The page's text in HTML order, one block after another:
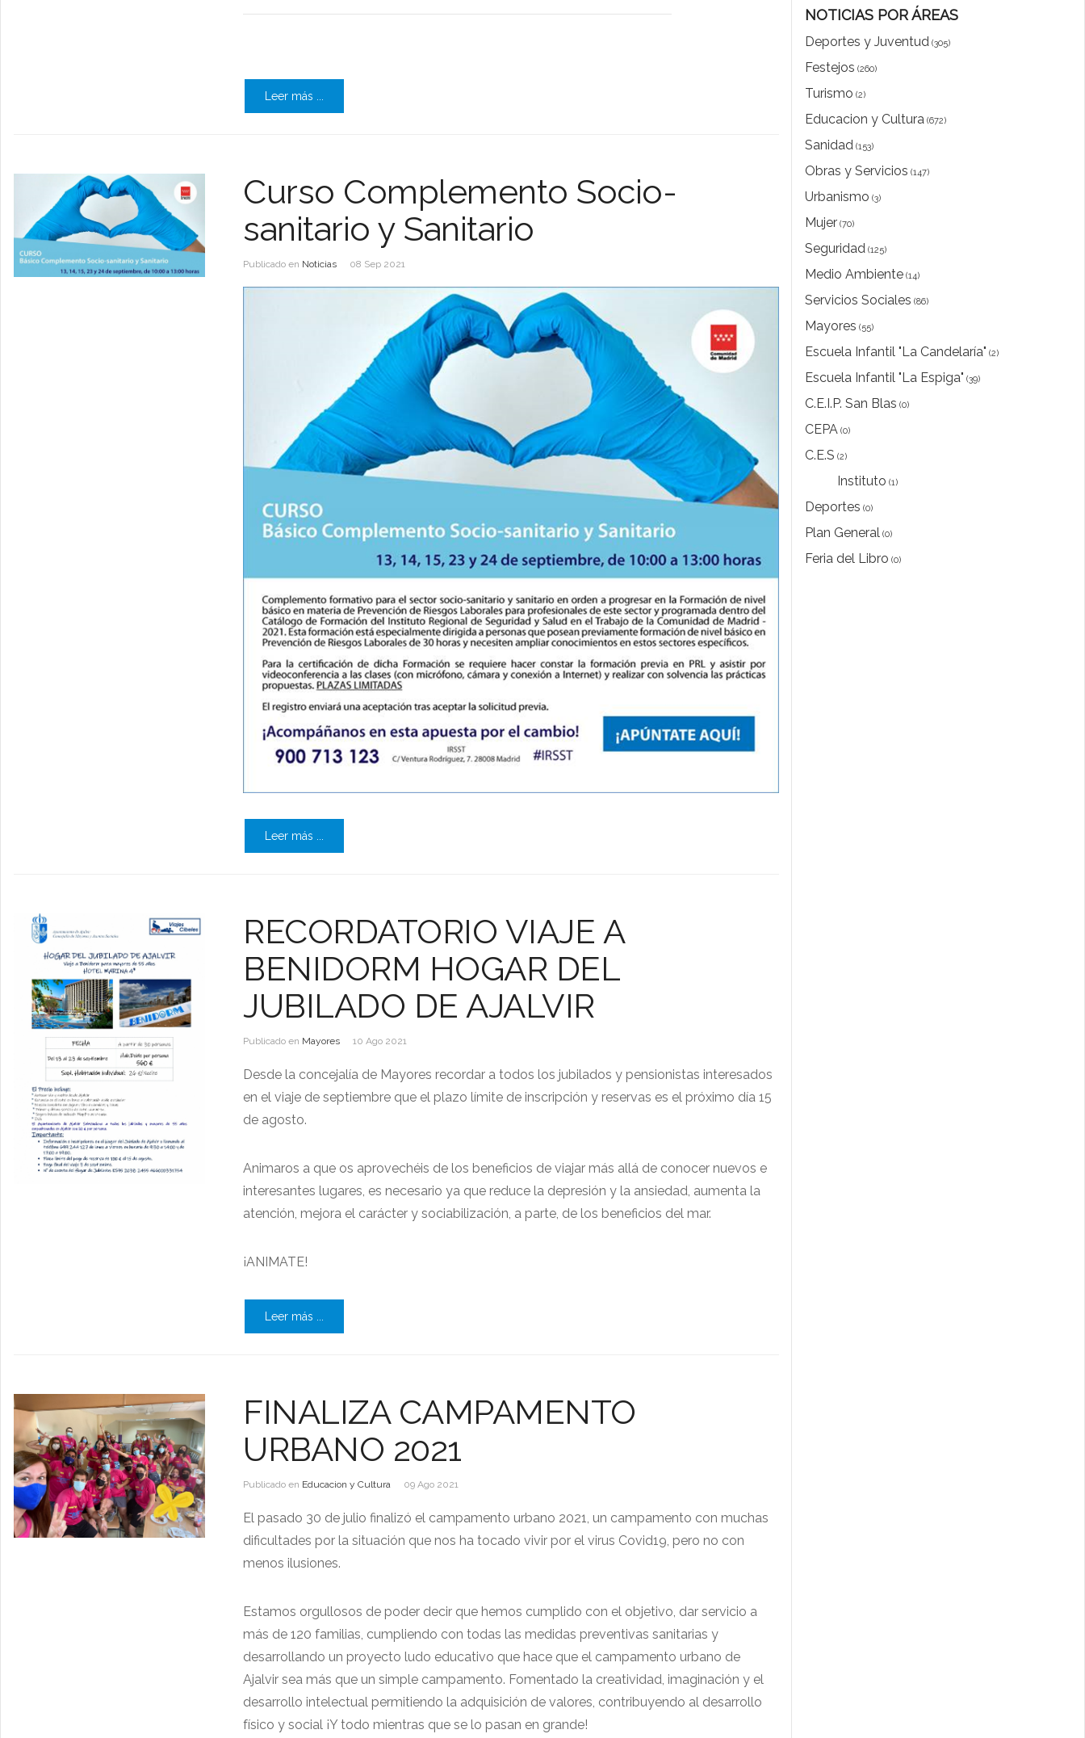
Leer más ...
Curso Complemento Socio-
sanitario y Sanitario
Publicado en Noticias 08 Sep 2021
Leer más ...
RECORDATORIO VIAJE A
BENIDORM HOGAR DEL
JUBILADO DE AJALVIR
Publicado en Mayores 10 Ago 2021
Desde la concejalía de Mayores recordar a todos los jubilados y pensionistas interesados
en el viaje de septiembre que el plazo límite de inscripción y reservas es el próximo día 15
de agosto.
Animaros a que os aprovechéis de los beneficios de viajar más allá de conocer nuevos e
interesantes lugares, es necesario ya que reduce la depresión y la ansiedad, aumenta la
atención, mejora el carácter y sociabilización, a parte, de los beneficios del mar.
¡ANIMATE!
Leer más ...
FINALIZA CAMPAMENTO
URBANO 2021
Publicado en Educacion y Cultura 09 Ago 2021
El pasado 30 de julio finalizó el campamento urbano 2021, un campamento con muchas
dificultades por la situación que nos ha tocado vivir por el virus Covid19, pero no con
menos ilusiones.
Estamos orgullosos de poder decir que hemos cumplido con el objetivo, dar servicio a
más de 120 familias, cumpliendo con todas las medidas preventivas sanitarias y
desarrollando un proyecto ludo educativo que hace que el campamento urbano de
Ajalvir sea más que un simple campamento. Fomentado la creatividad, imaginación y el
desarrollo intelectual permitiendo la adquisición de valores, contribuyendo al desarrollo
físico y social ¡Y todo mientras que se lo pasan en grande!
NOTICIAS POR ÁREAS
Deportes y Juventud(305)
Festejos (260)
Turismo (2)
Educacion y Cultura(672)
Sanidad(153)
Obras y Servicios (147)
Urbanismo (3)
Mujer(70)
Seguridad(125)
Medio Ambiente(14)
Servicios Sociales (86)
Mayores (55)
Escuela Infantil "La Candelaría" (2)
Escuela Infantil "La Espiga" (39)
C.E.I.P. San Blas (0)
CEPA(0)
C.E.S (2)
Instituto (1)
Deportes (0)
Plan General(0)
Feria del Libro (0)